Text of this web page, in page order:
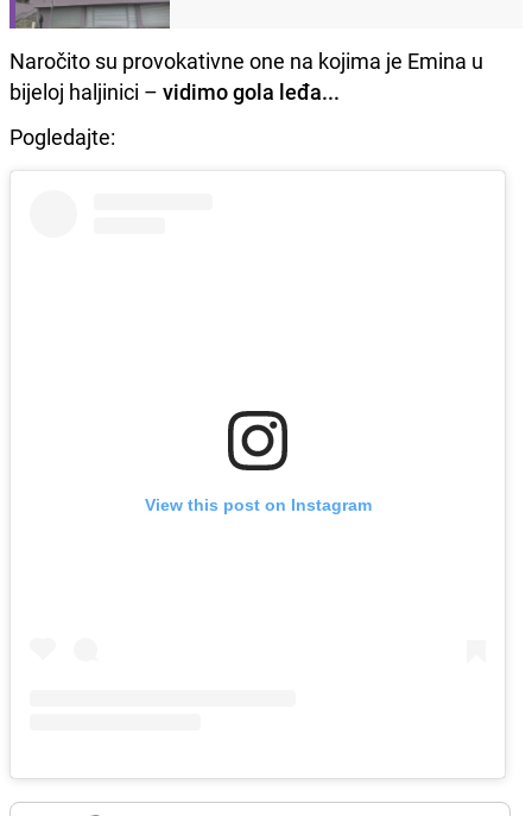
Naročito su provokativne one na kojima je Emina u
bijeloj haljinici – vidimo gola leđa...
Pogledajte:
View this post on Instagram